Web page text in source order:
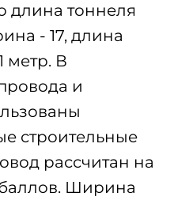
длина тоннеля
- 17, длина
метр. В
и
строительные
рассчитан на
Ширина